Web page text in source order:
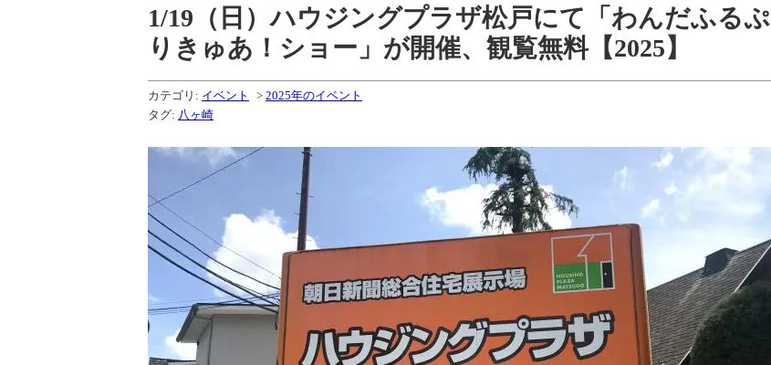
1/19（日）ハウジングプラザ松戸にて「わんだふるぷ
りきゅあ！ショー」が開催、観覧無料【2025】
カテゴリ: イベント > 2025年のイベント
タグ: 八ヶ崎